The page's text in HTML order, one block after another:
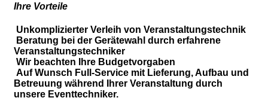
Ihre Vorteile
Unkomplizierter Verleih von Veranstaltungstechnik
Beratung bei der Gerätewahl durch erfahrene
Veranstaltungstechniker
Wir beachten Ihre Budgetvorgaben
Auf Wunsch Full-Service mit Lieferung, Aufbau und
Betreuung während Ihrer Veranstaltung durch
unsere Eventtechniker.